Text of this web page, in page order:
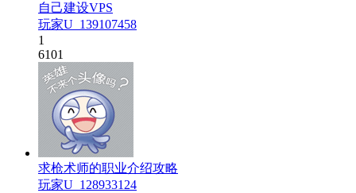
自己建设VPS
玩家U_139107458
1
6101
求枪术师的职业介绍攻略
玩家U_128933124